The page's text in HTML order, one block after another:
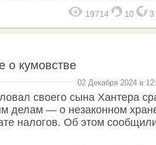
19714 10 3
о кумовстве
02 Декабря 2024 в
своего сына Хантера
делам — о незаконном
налогов. Об этом